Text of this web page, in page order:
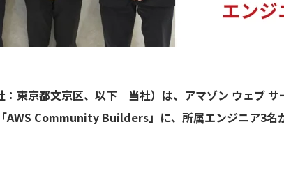
：東京都文京区、以下 当社）は、アマゾン ウェブ サ
AWS Community Builders」に、所属エンジニア3名